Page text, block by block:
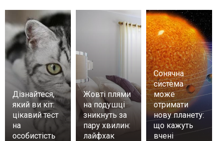
Дізнайтеся,
який ви кіт:
цікавий тест
на
особистість
Жовті плями
на подушці
зникнуть за
пару хвилин:
лайфхак
Сонячна
система
може
отримати
нову планету:
що кажуть
вчені